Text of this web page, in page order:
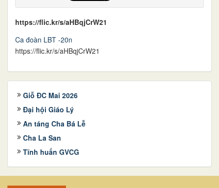
https://flic.kr/s/aHBqjCrW21
Ca đoàn LBT -20n
https://flic.kr/s/aHBqjCrW21
Giỗ ĐC Mai 2026
Đại hội Giáo Lý
An táng Cha Bá Lễ
Cha La San
Tĩnh huấn GVCG